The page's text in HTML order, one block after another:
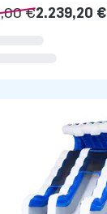
€2.239,20 €